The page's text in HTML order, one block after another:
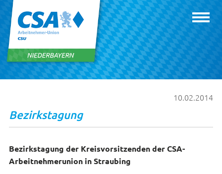
10.02.2014
Bezirkstagung
Bezirkstagung der Kreisvorsitzenden der CSA-
Arbeitnehmerunion in Straubing